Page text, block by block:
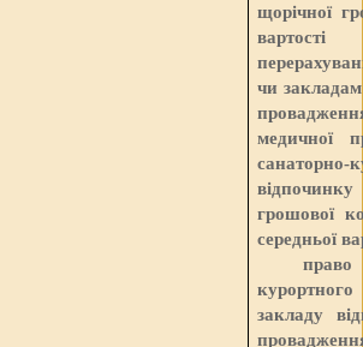
щорічної
вартості
чи
медичної
грошової
середньої
курортного
закладу